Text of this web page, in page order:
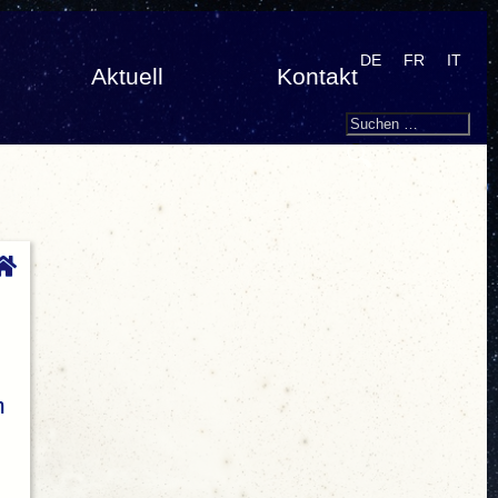
Aktuell Kontakt
DE FR IT
Search
Suchen